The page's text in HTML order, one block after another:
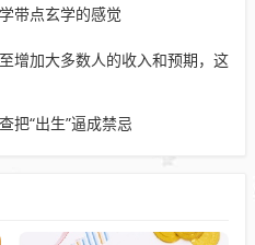
带点玄学的感觉
增加大多数人的收入和预期，这
把“出生”逼成禁忌